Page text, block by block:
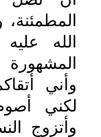
الله
وأني
لكني
وأتزوج